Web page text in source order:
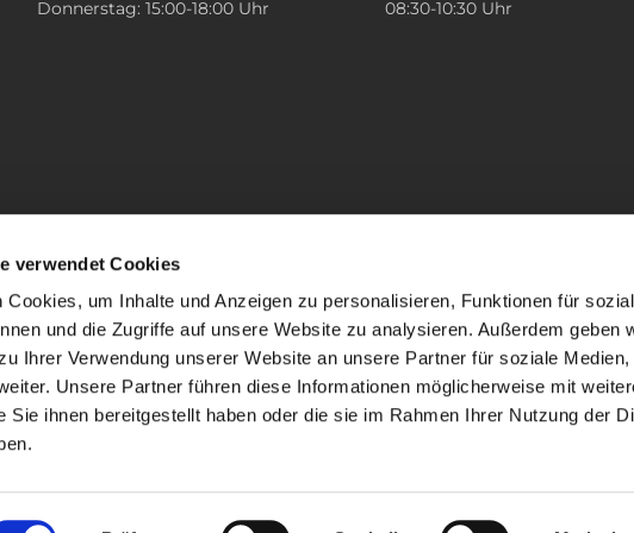
verwendet Cookies
Cookies, um Inhalte und Anzeigen zu personalisieren, Funktionen für
und die Zugriffe auf unsere Website zu analysieren. Außerdem geben
Ihrer Verwendung unserer Website an unsere Partner für soziale Medien,
Unsere Partner führen diese Informationen möglicherweise mit
Sie ihnen bereitgestellt haben oder die sie im Rahmen Ihrer Nutzung der
Donnerstag: 15:00-18:00 Uhr
08:30-10:30 Uhr
Impressum Datenschutzerklärung ChurchDesk-